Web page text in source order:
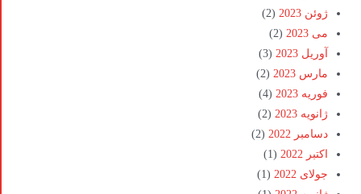
ژوئن 2023
(2)
می 2023
(2)
آوریل 2023
(3)
مارس 2023
(2)
فوریه 2023
(4)
ژانویه 2023
(2)
دسامبر 2022
(2)
اکتبر 2022
(1)
جولای 2022
(1)